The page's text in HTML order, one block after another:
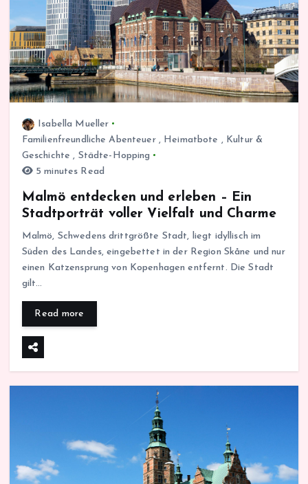
Isabella Mueller
Familienfreundliche Abenteuer, Heimatbote , Kultur &
Geschichte , Städte-Hopping
5 minutes Read
Malmö entdecken und erleben – Ein
Stadtporträt voller Vielfalt und Charme
Malmö, Schwedens drittgrößte Stadt, liegt idyllisch im
Süden des Landes, eingebettet in der Region Skåne und nur
einen Katzensprung von Kopenhagen entfernt. Die Stadt
gilt…
Read more